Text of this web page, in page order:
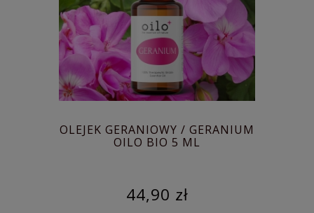
OLEJEK GERANIOWY / GERANIUM
OILO BIO 5 ML
44,90 zł